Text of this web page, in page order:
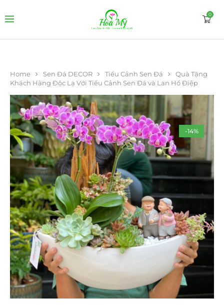
0
Home Sen Đá DECOR Tiểu Cảnh Sen Đá
Quà Tặng
Khách Hàng Độc Lạ Với Tiểu Cảnh Sen Đá và Lan Hồ Điệp
-14%